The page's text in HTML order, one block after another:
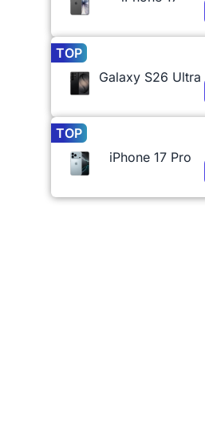
TOP
Galaxy S26 Ultra
TOP
iPhone 17 Pro